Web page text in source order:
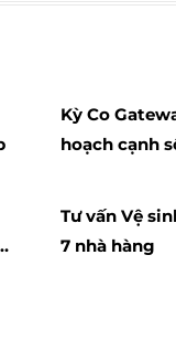
Kỳ Co
hoạch cạnh
Tư vấn Vệ
7 nhà hàng